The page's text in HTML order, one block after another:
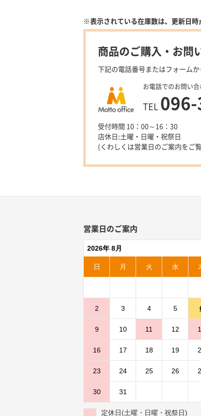
※表示されている在庫数は、更新日時
商品のご購入・お問
下記の電話番号またはフォーム
お電話でのお問い合
TEL 096-
受付時間 10：00～16：30
店休日:土曜・日曜・祝祭日
(くわしくは営業日のご案内をご
営業日のご案内
2026年 8月
日 月 火 水
2 3 4 5
9 10 11 12
16 17 18 19
23 24 25 26
30 31
定休日(土曜・日曜・祝祭日)